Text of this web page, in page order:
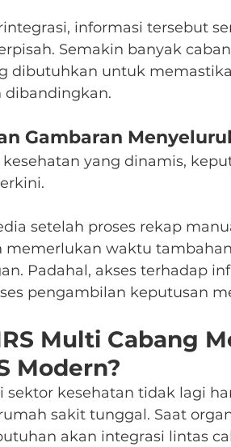
informasi tersebut
Semakin banyak
dibutuhkan untuk
dibandingkan.
Gambaran
yang dinamis,
setelah proses rekap
waktu
Padahal, akses terhadap
pengambilan keputusan
Multi Cabang
Modern?
sektor kesehatan tidak lagi
sakit tunggal. Saat
akan integrasi lintas